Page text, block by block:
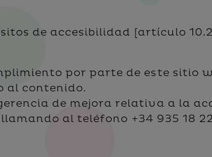
de accesibilidad [artículo
por parte de este sitio
al contenido.
de mejora relativa a la
llamando alteléfono +34 935 18